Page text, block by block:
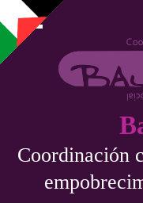
Pasar al contenido
Coordinación